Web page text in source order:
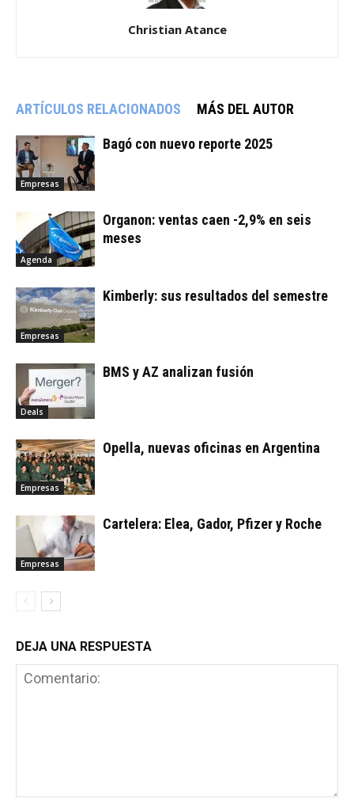
Christian Atance
ARTÍCULOS RELACIONADOS MÁS DEL AUTOR
Empresas
Bagó con nuevo reporte 2025
Agenda
Organon: ventas caen -2,9% en seis
meses
Empresas
Kimberly: sus resultados del semestre
Deals
BMS y AZ analizan fusión
Empresas
Opella, nuevas oficinas en Argentina
Empresas
Cartelera: Elea, Gador, Pfizer y Roche
DEJA UNA RESPUESTA